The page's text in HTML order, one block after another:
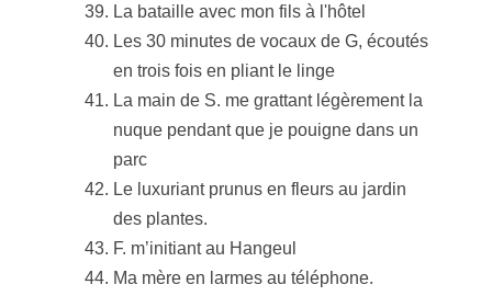
La bataille avec mon fils à l'hôtel
Les 30 minutes de vocaux de G, écoutés
en trois fois en pliant le linge
La main de S. me grattant légèrement la
nuque pendant que je pouigne dans un
parc
Le luxuriant prunus en fleurs au jardin
des plantes.
F. m’initiant au Hangeul
Ma mère en larmes au téléphone.